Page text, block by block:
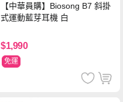
【中華員購】Biosong B7 斜掛
式運動藍芽耳機 白
$1,990
免運